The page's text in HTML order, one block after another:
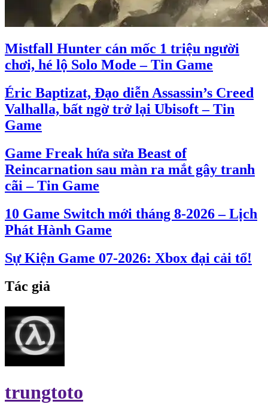
Mistfall Hunter cán mốc 1 triệu người
chơi, hé lộ Solo Mode – Tin Game
Éric Baptizat, Đạo diễn Assassin’s Creed
Valhalla, bất ngờ trở lại Ubisoft – Tin
Game
Game Freak hứa sửa Beast of
Reincarnation sau màn ra mắt gây tranh
cãi – Tin Game
10 Game Switch mới tháng 8-2026 – Lịch
Phát Hành Game
Sự Kiện Game 07-2026: Xbox đại cải tổ!
Tác giả
trungtoto